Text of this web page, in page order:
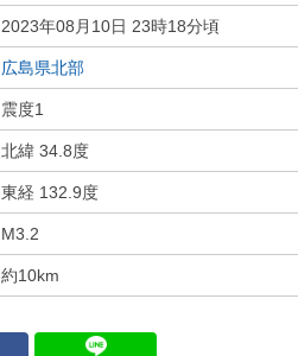
2023年08月10日 23時18分頃
広島県北部
震度1
北緯 34.8度
東経 132.9度
M3.2
約10km